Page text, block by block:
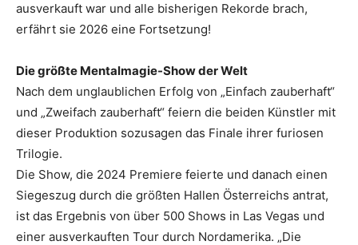
ausverkauft war und alle bisherigen Rekorde brach,
erfährt sie 2026 eine Fortsetzung!
Die größte Mentalmagie-Show der Welt
Nach dem unglaublichen Erfolg von „Einfach zauberhaft“
und „Zweifach zauberhaft“ feiern die beiden Künstler mit
dieser Produktion sozusagen das Finale ihrer furiosen
Trilogie.
Die Show, die 2024 Premiere feierte und danach einen
Siegeszug durch die größten Hallen Österreichs antrat,
ist das Ergebnis von über 500 Shows in Las Vegas und
einer ausverkauften Tour durch Nordamerika. „Die